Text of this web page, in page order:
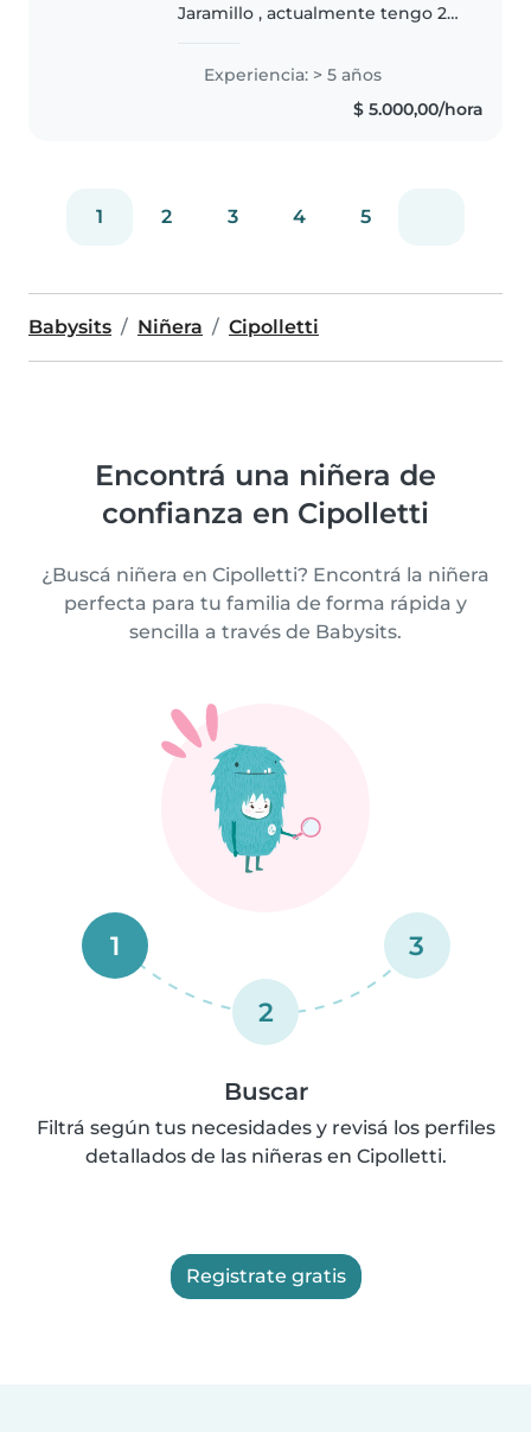
Jaramillo , actualmente tengo 23
Niños desde 3 meses hasta 12
años. Con mucha predisposición
y ganas de seguir aprendiendo...
Experiencia: > 5 años
$ 5.000,00/hora
1 2 3 4 5
Babysits Niñera Cipolletti
Encontrá una niñera de
confianza en Cipolletti
¿Buscá niñera en Cipolletti? Encontrá la niñera
perfecta para tu familia de forma rápida y
sencilla a través de Babysits.
1
2
3
Buscar
Filtrá según tus necesidades y revisá los perfiles
detallados de las niñeras en Cipolletti.
Registrate gratis